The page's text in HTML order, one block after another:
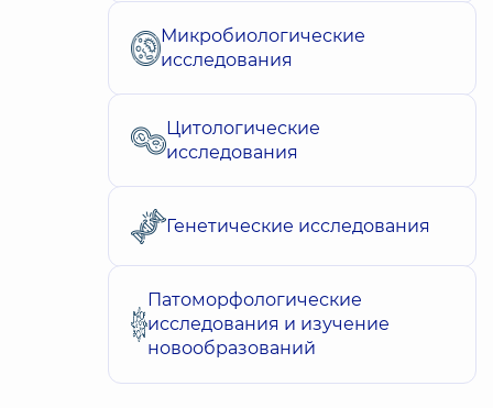
Микробиологические
исследования
Цитологические
исследования
Генетические исследования
Патоморфологические
исследования и изучение
новообразований